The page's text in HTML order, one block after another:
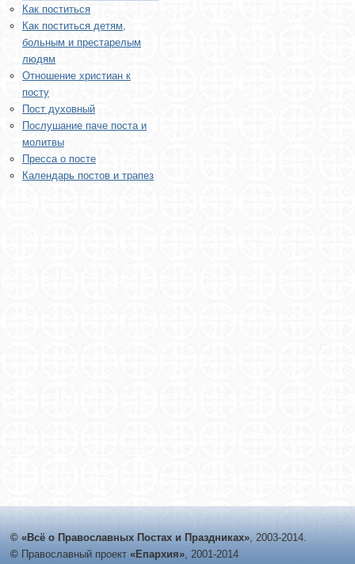
Как поститься
Как поститься детям,
больным и престарелым
людям
Отношение христиан к
посту
Пост духовный
Послушание паче поста и
молитвы
Пресса о посте
Календарь постов и трапез
© «Всё о Православных Постах и Праздниках», 2003-2014.
© Православный проект «Епархия», 2001-2014